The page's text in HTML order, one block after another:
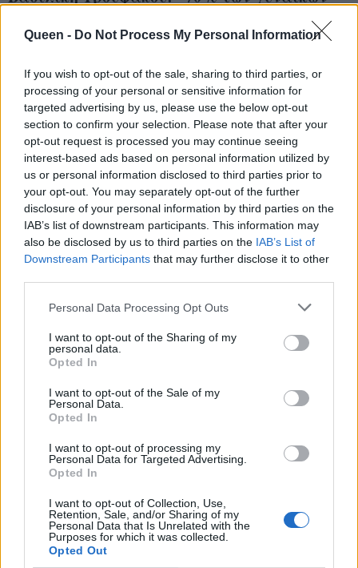
Queen - Do Not Process My Personal Information
If you wish to opt-out of the sale, sharing to third parties, or
processing of your personal or sensitive information for
targeted advertising by us, please use the below opt-out
section to confirm your selection. Please note that after your
opt-out request is processed you may continue seeing
interest-based ads based on personal information utilized by
us or personal information disclosed to third parties prior to
your opt-out. You may separately opt-out of the further
disclosure of your personal information by third parties on the
IAB’s list of downstream participants. This information may
also be disclosed by us to third parties on the IAB’s List of
Downstream Participants that may further disclose it to other
Personal Data Processing Opt Outs
I want to opt-out of the Sharing of my
personal data.
Opted In
I want to opt-out of the Sale of my
Personal Data.
Opted In
I want to opt-out of processing my
Personal Data for Targeted Advertising.
Opted In
I want to opt-out of Collection, Use,
Retention, Sale, and/or Sharing of my
Personal Data that Is Unrelated with the
Purposes for which it was collected.
Opted Out
Νάπολη και ο
απόλαυσης του
«βιάγκρα της
θάλασσας»
προβλήματα στον
προσποιούμαστε ότι
είναι κάτι εύκολο
Η Βασιλική
Τρουφάκου με μια
φωτογραφία έδωσε
το καλύτερο μήνυμα
για τον δημόσιο
θηλασμό
λίγο πριν γεννήσει
νέας της συλλογής